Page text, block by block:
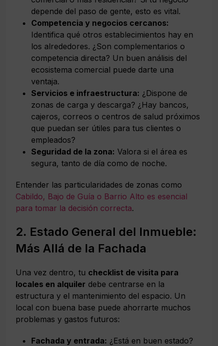
depende del paso de gente, esto es vital.
Competencia y negocios cercanos:
Identifica qué otros establecimientos hay en
los alrededores. ¿Son complementarios o
competencia directa? Un buen análisis del
ecosistema comercial puede darte una
ventaja.
Servicios e infraestructura: ¿Dispone de
zonas de carga y descarga? ¿Hay bancos,
cajeros, correos o centros de salud próximos
que puedan ser útiles para tus clientes o
empleados?
Seguridad de la zona: Valora si el área es
segura, tanto de día como de noche.
Entender las particularidades de zonas como
Cabildo, Bajo de Guía o Barrio Alto es esencial
para tomar la decisión correcta.
2. Estado General del Inmueble:
Más Allá de la Fachada
Una vez dentro, tu checklist de visita para
locales en alquiler debe centrarse en la
estructura y el mantenimiento del espacio. Un
local con buena base puede ahorrarte muchos
problemas y gastos futuros:
Fachada y entrada: ¿Está en buen estado?